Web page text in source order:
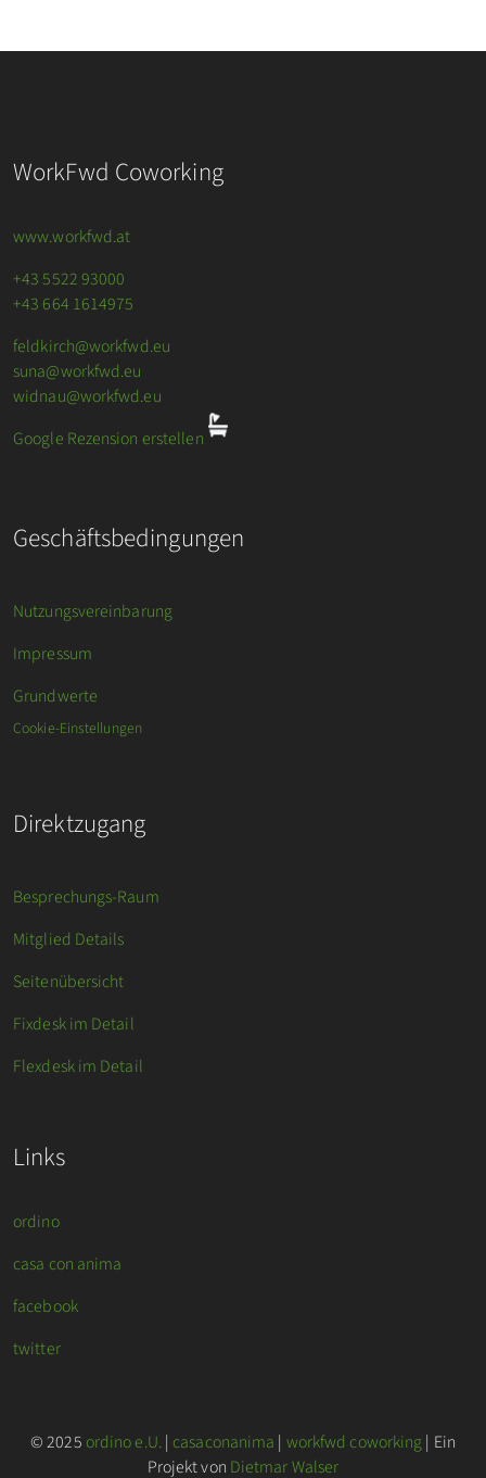
WorkFwd Coworking
www.workfwd.at
+43 5522 93000
+43 664 1614975
feldkirch@workfwd.eu
suna@workfwd.eu
widnau@workfwd.eu
Google Rezension erstellen
Geschäftsbedingungen
Nutzungsvereinbarung
Impressum
Grundwerte
Cookie-Einstellungen
Direktzugang
Besprechungs-Raum
Mitglied Details
Seitenübersicht
Fixdesk im Detail
Flexdesk im Detail
Links
ordino
casa con anima
facebook
twitter
© 2025 ordino e.U.| casaconanima | workfwd coworking| Ein
Projekt von Dietmar Walser